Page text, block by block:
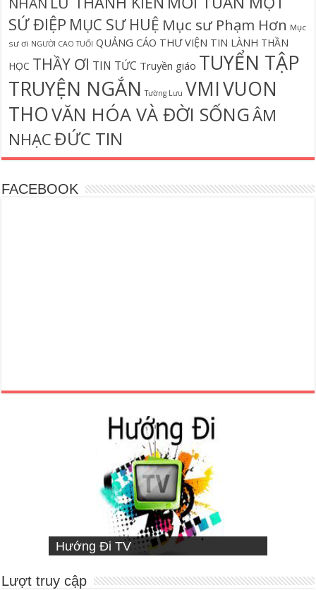
NHÂN
SỨ ĐIỆP MỤC SƯ HUỆ Mục sư Phạm Hơn Mục
sư ơi NGƯỜI CAO TUỔI QUẢNG CÁO THƯ VIỆN TIN LÀNH THẦN
HỌC THẦY ƠI TIN TỨC Truyền giáo TUYỂN TẬP
TRUYỆN NGẮN Tường Lưu VMIVUON
THOVĂN HÓA VÀ ĐỜI SỐNGÂM
NHẠCĐỨC TIN
FACEBOOK
Hướng Đi TV
Sống Đạo
VIETNAMESE MISSIONARY
INSTITUTE
Người Chăn Bầy
Lượt truy cập